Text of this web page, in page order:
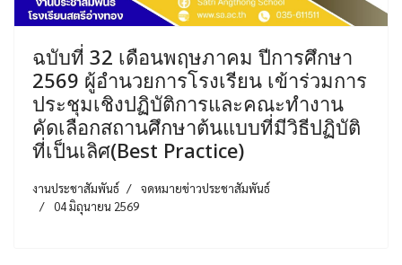
ฉบับที่ 32 เดือนพฤษภาคม ปีการศึกษา
2569 ผู้อำนวยการโรงเรียน เข้าร่วมการ
ประชุมเชิงปฏิบัติการและคณะทำงาน
คัดเลือกสถานศึกษาต้นแบบที่มีวิธีปฏิบัติ
ที่เป็นเลิศ(Best Practice)
งานประชาสัมพันธ์
จดหมายข่าวประชาสัมพันธ์
04 มิถุนายน 2569